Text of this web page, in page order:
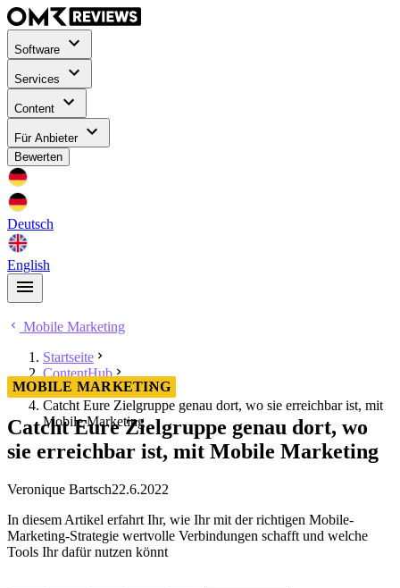
Software
Services
Content
Für Anbieter
Bewerten
Deutsch
English
Mobile Marketing
Startseite
ContentHub
Mobile Marketing
Catcht Eure Zielgruppe genau dort, wo sie erreichbar ist, mit
Mobile Marketing
MOBILE MARKETING
Catcht Eure Zielgruppe genau dort, wo
sie erreichbar ist, mit Mobile Marketing
Veronique Bartsch22.6.2022
In diesem Artikel erfahrt Ihr, wie Ihr mit der richtigen Mobile-
Marketing-Strategie wertvolle Verbindungen schafft und welche
Tools Ihr dafür nutzen könnt